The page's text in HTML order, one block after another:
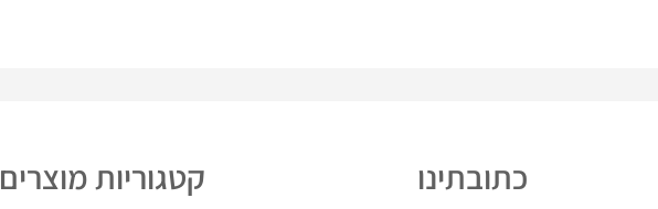
כתובתינו קטגוריות מוצרים